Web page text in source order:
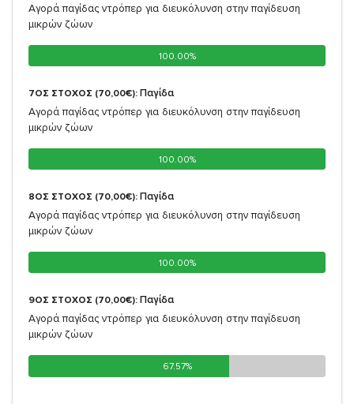
Αγορά παγίδας ντρόπερ για διευκόλυνση στην παγίδευση
μικρών ζώων
100.00%
100.00%
7ΟΣ ΣΤΟΧΟΣ (70,00€): Παγίδα
Αγορά παγίδας ντρόπερ για διευκόλυνση στην παγίδευση
μικρών ζώων
100.00%
100.00%
8ΟΣ ΣΤΟΧΟΣ (70,00€): Παγίδα
Αγορά παγίδας ντρόπερ για διευκόλυνση στην παγίδευση
μικρών ζώων
100.00%
100.00%
9ΟΣ ΣΤΟΧΟΣ (70,00€): Παγίδα
Αγορά παγίδας ντρόπερ για διευκόλυνση στην παγίδευση
μικρών ζώων
67.57%
67.57%